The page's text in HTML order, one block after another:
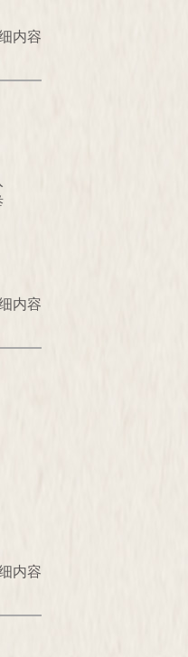
内容
内容
内容